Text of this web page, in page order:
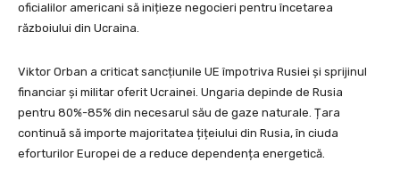
oficialilor americani să inițieze negocieri pentru încetarea
războiului din Ucraina.
Viktor Orban a criticat sancțiunile UE împotriva Rusiei și sprijinul
financiar și militar oferit Ucrainei. Ungaria depinde de Rusia
pentru 80%-85% din necesarul său de gaze naturale. Țara
continuă să importe majoritatea țițeiului din Rusia, în ciuda
eforturilor Europei de a reduce dependența energetică.